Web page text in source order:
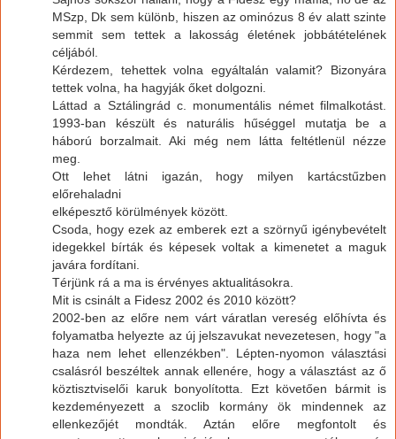
MSzp, Dk sem különb, hiszen az ominózus 8 év alatt szinte
semmit sem tettek a lakosság életének jobbátételének
céljából.
Kérdezem, tehettek volna egyáltalán valamit? Bizonyára
tettek volna, ha hagyják őket dolgozni.
Láttad a Sztálingrád c. monumentális német filmalkotást.
1993-ban készült és naturális hűséggel mutatja be a
háború borzalmait. Aki még nem látta feltétlenül nézze
meg.
Ott lehet látni igazán, hogy milyen kartácstűzben
előrehaladni
elképesztő körülmények között.
Csoda, hogy ezek az emberek ezt a szörnyű igénybevételt
idegekkel bírták és képesek voltak a kimenetet a maguk
javára fordítani.
Térjünk rá a ma is érvényes aktualitásokra.
Mit is csinált a Fidesz 2002 és 2010 között?
2002-ben az előre nem várt váratlan vereség előhívta és
folyamatba helyezte az új jelszavukat nevezetesen, hogy "a
haza nem lehet ellenzékben". Lépten-nyomon választási
csalásról beszéltek annak ellenére, hogy a választást az ő
köztisztviselői karuk bonyolította. Ezt követően bármit is
kezdeményezett a szoclib kormány ök mindennek az
ellenkezőjét mondták. Aztán előre megfontolt és